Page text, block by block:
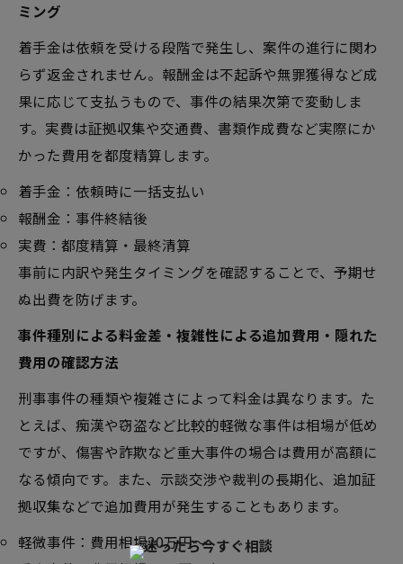
ミング
着手金は依頼を受ける段階で発生し、案件の進行に関わ
らず返金されません。報酬金は不起訴や無罪獲得など成
果に応じて支払うもので、事件の結果次第で変動しま
す。実費は証拠収集や交通費、書類作成費など実際にか
かった費用を都度精算します。
着手金：依頼時に一括支払い
報酬金：事件終結後
実費：都度精算・最終清算
事前に内訳や発生タイミングを確認することで、予期せ
ぬ出費を防げます。
事件種別による料金差・複雑性による追加費用・隠れた
費用の確認方法
刑事事件の種類や複雑さによって料金は異なります。た
とえば、痴漢や窃盗など比較的軽微な事件は相場が低め
ですが、傷害や詐欺など重大事件の場合は費用が高額に
なる傾向です。また、示談交渉や裁判の長期化、追加証
拠収集などで追加費用が発生することもあります。
軽微事件：費用相場20万円～